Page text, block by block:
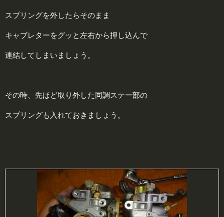
スプリングを外したらそのまま
キャブレターをグッと左右から押し込んで
連結してしまいましょう。
その時、先ほど取り外した同調ステー部の
スプリングも入れておきましょう。